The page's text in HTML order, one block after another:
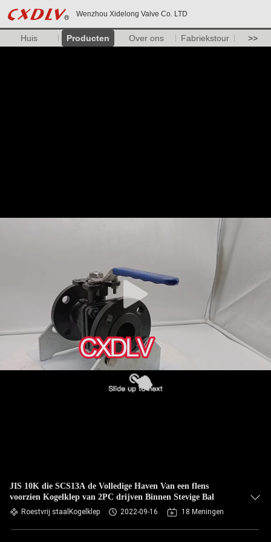
Wenzhou Xidelong Valve Co. LTD
Huis Producten Over ons Fabriekstour >>
JIS 10K die SCS13A de Volledige Haven Van een flens
voorzien Kogelklep van 2PC drijven Binnen Stevige Bal
Roestvrij staalKogelklep 2022-09-16 18 Meningen